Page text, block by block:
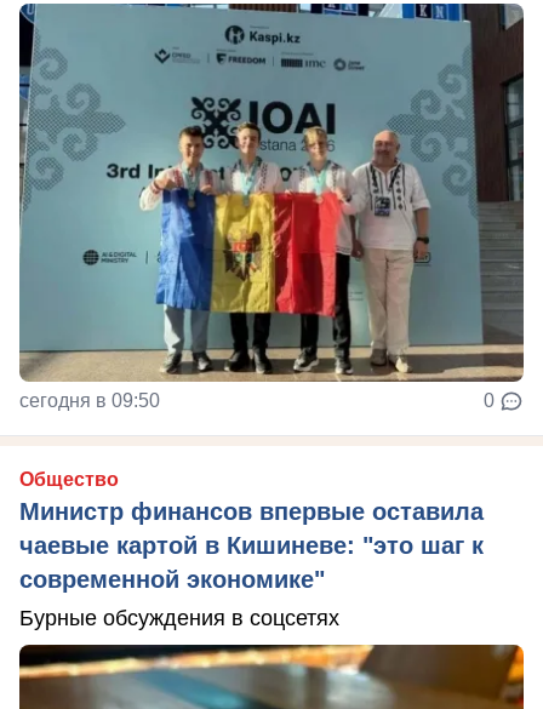
сегодня в 09:50 0
Общество
Министр финансов впервые оставила
чаевые картой в Кишиневе: "это шаг к
современной экономике"
Бурные обсуждения в соцсетях